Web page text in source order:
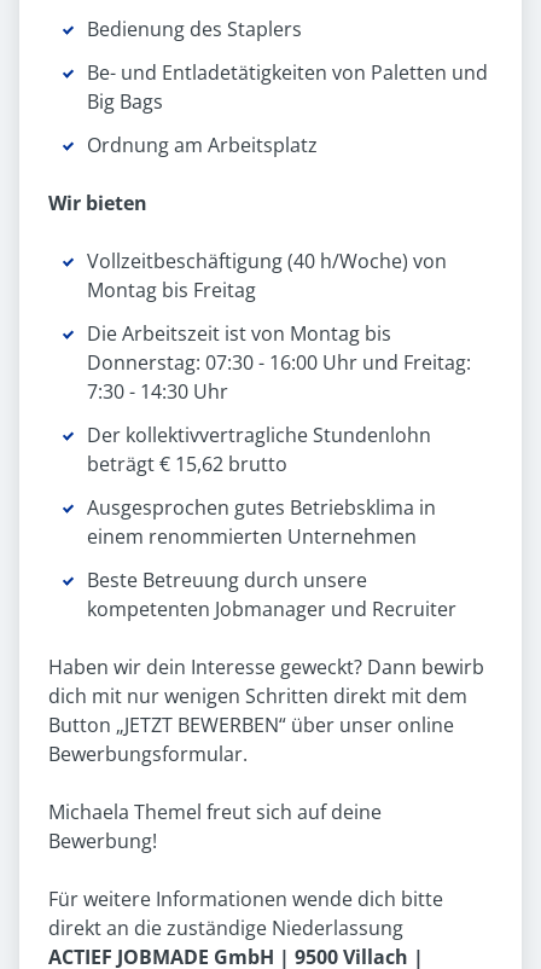
Bedienung des Staplers
Be- und Entladetätigkeiten von Paletten und
Big Bags
Ordnung am Arbeitsplatz
Wir bieten
Vollzeitbeschäftigung (40 h/Woche) von
Montag bis Freitag
Die Arbeitszeit ist von Montag bis
Donnerstag: 07:30 - 16:00 Uhr und Freitag:
7:30 - 14:30 Uhr
Der kollektivvertragliche Stundenlohn
beträgt € 15,62 brutto
Ausgesprochen gutes Betriebsklima in
einem renommierten Unternehmen
Beste Betreuung durch unsere
kompetenten Jobmanager und Recruiter
Haben wir dein Interesse geweckt? Dann bewirb
dich mit nur wenigen Schritten direkt mit dem
Button „JETZT BEWERBEN“ über unser online
Bewerbungsformular.
Michaela Themel freut sich auf deine
Bewerbung!
Für weitere Informationen wende dich bitte
direkt an die zuständige Niederlassung
ACTIEF JOBMADE GmbH | 9500 Villach |